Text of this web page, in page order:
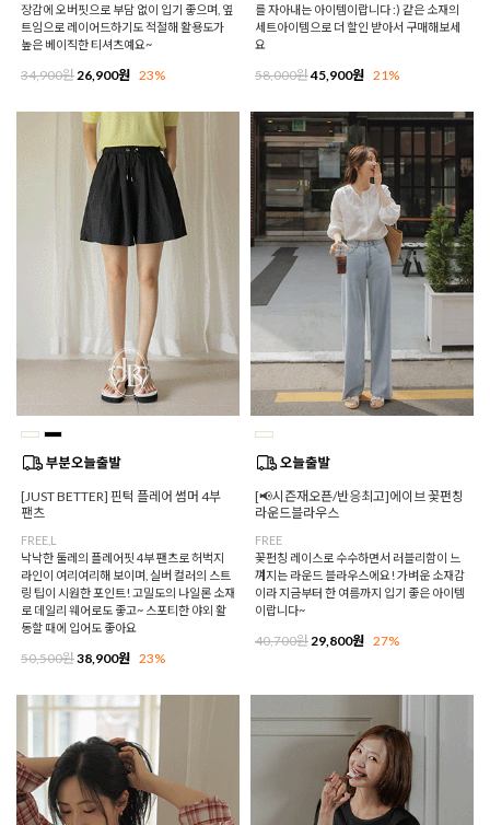
장감에 오버핏으로 부담 없이 입기 좋으며, 옆
트임으로 레이어드하기도 적절해 활용도가
높은 베이직한 티셔츠예요~
34,900원 26,900원 23%
를 자아내는 아이템이랍니다 :) 같은 소재의
세트아이템으로 더 할인 받아서 구매해보세
요
58,000원45,900원 21%
[JUST BETTER] 핀턱 플레어 썸머 4부
팬츠
FREE,L
낙낙한 둘레의 플레어핏 4부 팬츠로 허벅지
라인이 여리여리해 보이며, 실버 컬러의 스트
링 팁이 시원한 포인트! 고밀도의 나일론 소재
로 데일리 웨어로도 좋고~ 스포티한 야외 활
동할 때에 입어도 좋아요
50,500원38,900원 23%
[📢시즌재오픈/반응최고]에이브 꽃펀칭
라운드블라우스
FREE
꽃펀칭 레이스로 수수하면서 러블리함이 느
껴지는 라운드 블라우스에요! 가벼운 소재감
이라 지금부터 한 여름까지 입기 좋은 아이템
이랍니다~
40,700원29,800원 27%